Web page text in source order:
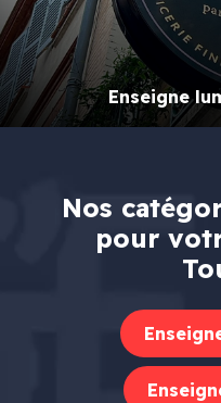
Enseigne
Nos
pour